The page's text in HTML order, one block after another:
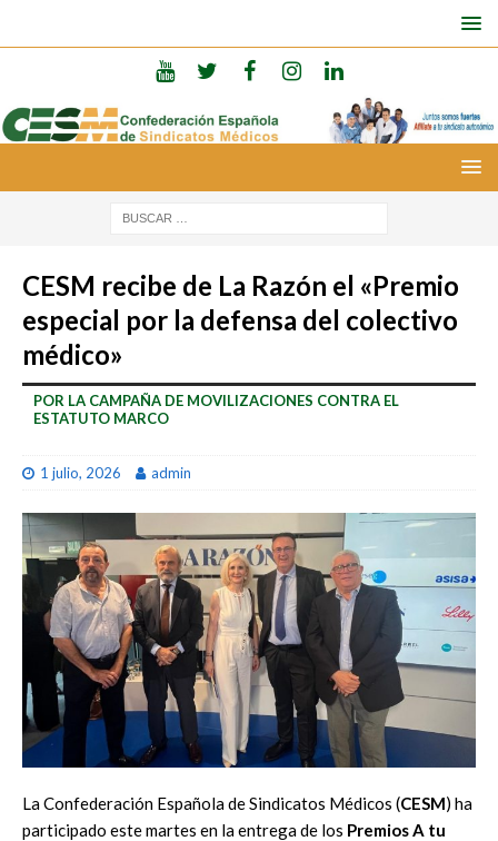
CESM recibe de La Razón el «Premio
especial por la defensa del colectivo
médico»
POR LA CAMPAÑA DE MOVILIZACIONES CONTRA EL
ESTATUTO MARCO
1 julio, 2026 admin
La Confederación Española de Sindicatos Médicos (CESM) ha
participado este martes en la entrega de los Premios A tu